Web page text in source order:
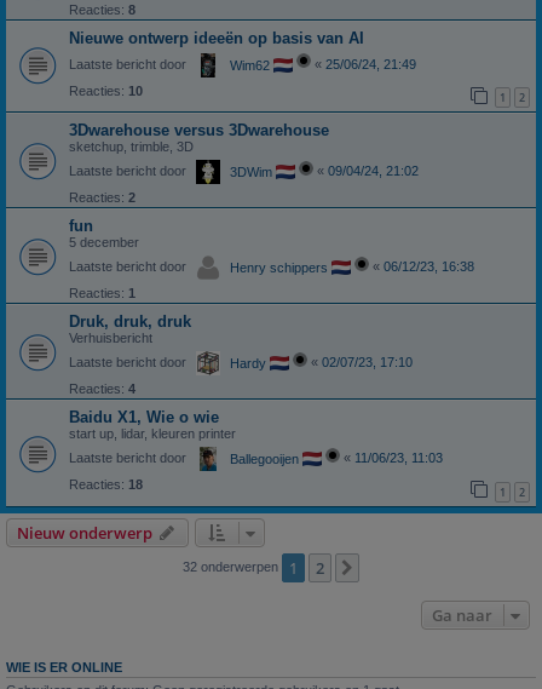
Reacties: 8
Nieuwe ontwerp ideeën op basis van AI
Laatste bericht door Wim62 « 25/06/24, 21:49
Reacties: 10 1 2
3Dwarehouse versus 3Dwarehouse
sketchup, trimble, 3D
Laatste bericht door
3DWim « 09/04/24, 21:02
Reacties: 2
fun
5 december
Laatste bericht door
Henry schippers « 06/12/23, 16:38
Reacties: 1
Druk, druk, druk
Verhuisbericht
Laatste bericht door
Hardy « 02/07/23, 17:10
Reacties: 4
Baidu X1, Wie o wie
start up, lidar, kleuren printer
Laatste bericht door
Ballegooijen « 11/06/23, 11:03
Reacties: 18 1 2
Nieuw onderwerp
32 onderwerpen 1 2
Ga naar
WIE IS ER ONLINE